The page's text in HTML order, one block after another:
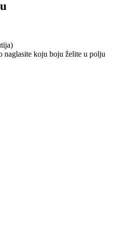
naglasite koju boju želite u polju